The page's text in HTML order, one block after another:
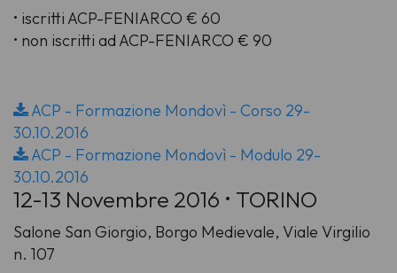
• iscritti ACP-FENIARCO € 60
• non iscritti ad ACP-FENIARCO € 90
ACP - Formazione Mondovì - Corso 29-
30.10.2016
ACP - Formazione Mondovì - Modulo 29-
30.10.2016
12-13 Novembre 2016 • TORINO
Salone San Giorgio, Borgo Medievale, Viale Virgilio
n. 107